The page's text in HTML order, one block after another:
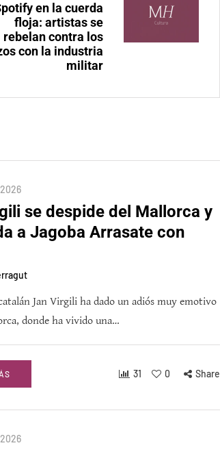
en la cuerda
floja: artistas se
rebelan contra los
con la industria
militar
se despide del Mallorca y
a Jagoba Arrasate con
Jan Virgili ha dado un adiós muy emotivo
donde ha vivido una…
31 0 Share